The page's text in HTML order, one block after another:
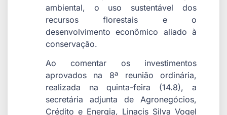
ambiental, o uso sustentável dos
recursos florestais e o
desenvolvimento econômico aliado à
conservação.
Ao comentar os investimentos
aprovados na 8ª reunião ordinária,
realizada na quinta-feira (14.8), a
secretária adjunta de Agronegócios,
Crédito e Energia, Linacis Silva Vogel